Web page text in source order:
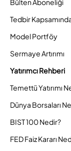
Bülten Aboneliği
Tedbir
Model Portföy
Sermaye Artırımı
Yatırımcı Rehberi
Temettü Yatırımı
Dünya Borsaları
BIST 100 Nedir?
FED Faiz Kararı